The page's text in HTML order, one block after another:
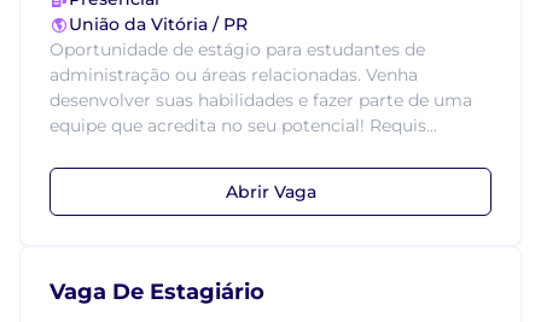
União da Vitória / PR
Oportunidade de estágio para estudantes de
administração ou áreas relacionadas. Venha
desenvolver suas habilidades e fazer parte de uma
equipe que acredita no seu potencial! Requis...
Abrir Vaga
Vaga De Estagiário